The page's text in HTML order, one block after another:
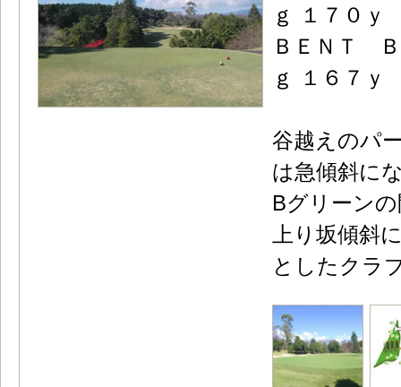
ｇ １７０ｙ
ＢＥＮＴ
ｇ １６７ｙ
谷越えのパ
は急傾斜に
Bグリーン
上り坂傾斜
としたクラ